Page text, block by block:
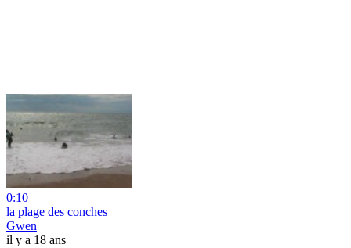
0:10
la plage des conches
Gwen
il y a 18 ans